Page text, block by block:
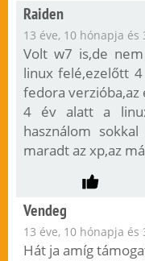
Raiden
13 éve, 10 hónapja és
Volt w7 is,de
linux felé,ezelőtt
fedora
4 év alatt a
használom
maradt az xp,az
Vendeg
13 éve, 10 hónapja és
Hát ja amíg